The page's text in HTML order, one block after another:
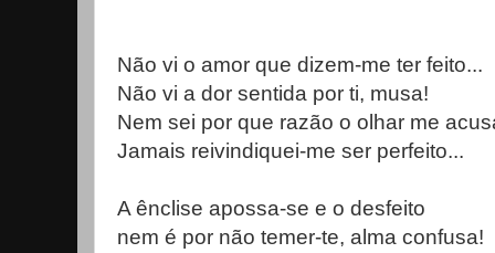
Não vi o amor que dizem-me ter feito...
Não vi a dor sentida por ti, musa!
Nem sei por que razão o olhar me
Jamais reivindiquei-me ser perfeito...
A ênclise apossa-se e o desfeito
nem é por não temer-te, alma confusa!